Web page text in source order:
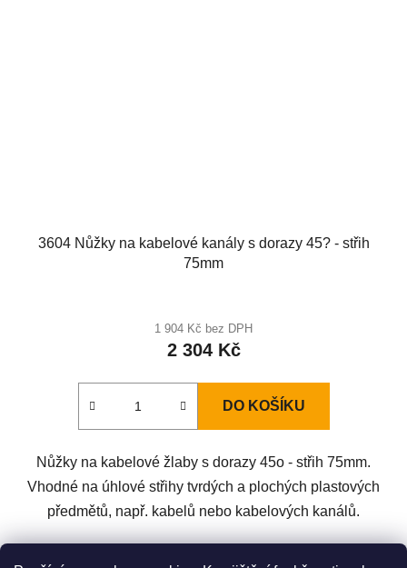
3604 Nůžky na kabelové kanály s dorazy 45? - střih
75mm
1 904 Kč bez DPH
2 304 Kč
DO KOŠÍKU
Nůžky na kabelové žlaby s dorazy 45o - střih 75mm.
Vhodné na úhlové střihy tvrdých a plochých plastových
předmětů, např. kabelů nebo kabelových kanálů.